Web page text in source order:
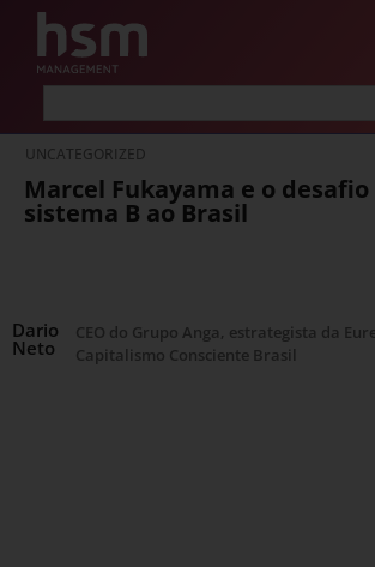
UNCATEGORIZED
Marcel Fukayama e o
sistema B ao Brasil
Dario
Neto
CEO do Grupo Anga, estrategista da
Capitalismo Consciente Brasil